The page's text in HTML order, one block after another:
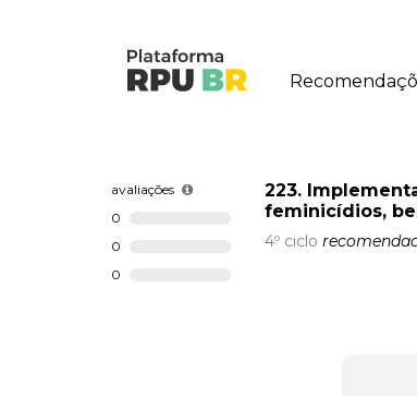
avaliações
0
0
0
223.
feminicídios,
4º ciclo